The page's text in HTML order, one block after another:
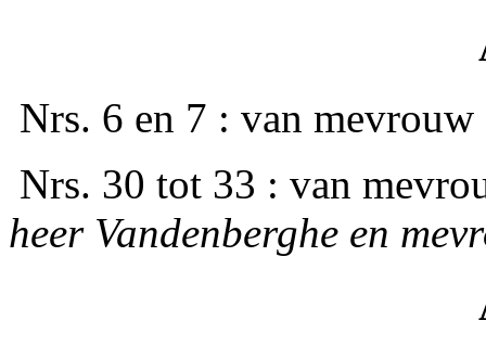
Nrs. 6 en 7 : van mevrouw
Nrs. 30 tot 33 : van
heer Vandenberghe en